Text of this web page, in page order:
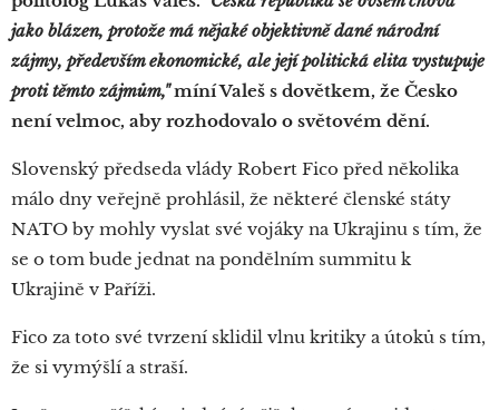
jako blázen, protože má nějaké objektivně dané národní
zájmy, především ekonomické, ale její politická elita vystupuje
proti těmto zájmům,"míní Valeš s dovětkem, že Česko
není velmoc, aby rozhodovalo o světovém dění.
Slovenský předseda vlády Robert Fico před několika
málo dny veřejně prohlásil, že některé členské státy
NATO by mohly vyslat své vojáky na Ukrajinu s tím, že
se o tom bude jednat na pondělním summitu k
Ukrajině v Paříži.
Fico za toto své tvrzení sklidil vlnu kritiky a útoků s tím,
že si vymýšlí a straší.